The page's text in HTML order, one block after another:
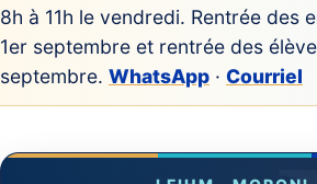
8h à 11h le vendredi. Rentrée des
1er septembre et rentrée des
septembre. WhatsApp · Courriel